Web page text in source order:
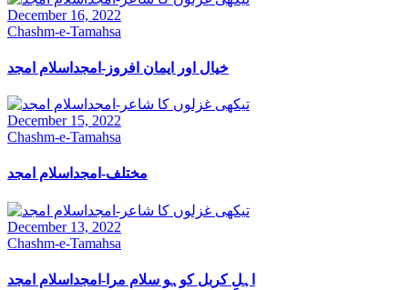
December 16, 2022
Chashm-e-Tamahsa
خیال اور ایمان افروز-امجداسلام امجد
December 15, 2022
Chashm-e-Tamahsa
مختلف-امجداسلام امجد
December 13, 2022
Chashm-e-Tamahsa
اہلِ کربل کوہو سلام مرا-امجداسلام امجد